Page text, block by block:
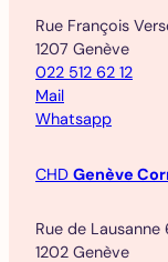
Rue François
1207 Genève
022 512 62 12
Mail
Whatsapp
CHD Genève
Rue de Lausanne
1202 Genève